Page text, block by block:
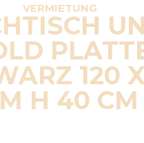
VERMIETUNG
120
H 40 CM